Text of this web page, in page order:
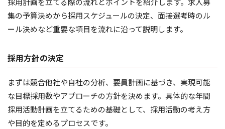
集の予算決めから採用スケジュールの決定、面接選考時のル
ール決めなど重要な項目を流れに沿って説明します。
採用方針の決定
まずは競合他社や自社の分析、要員計画に基づき、実現可能
な目標採用数やアプローチの方針を決めます。具体的な年間
採用活動計画を立てるための基礎として、採用活動の考え方
や目的を定めるプロセスです。